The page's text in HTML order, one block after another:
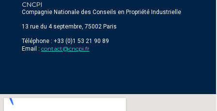
CNCPI
Compagnie Nationale des Conseils en Propriété Industrielle
13 rue du 4 septembre, 75002 Paris
Téléphone : +33 (0)1 53 21 90 89
Email : contact@cncpi.fr